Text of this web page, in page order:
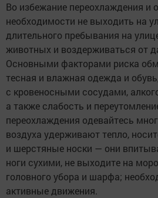
Во избежание переохлаждения и
необходимости не выходить на
длительного пребывания на
животных и воздерживаться от
Основными факторами риска
тесная и влажная одежда и
с кровеносными сосудами,
а также слабость и
переохлаждения одевайтесь
воздуха удерживают тепло,
и шерстяные носки — они
ноги сухими, не выходите на
головного убора и шарфа;
активные движения.